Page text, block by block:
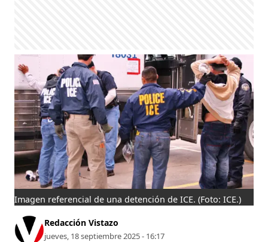
Imagen referencial de una detención de ICE. (Foto: ICE.)
Redacción Vistazo
jueves, 18 septiembre 2025 - 16:17